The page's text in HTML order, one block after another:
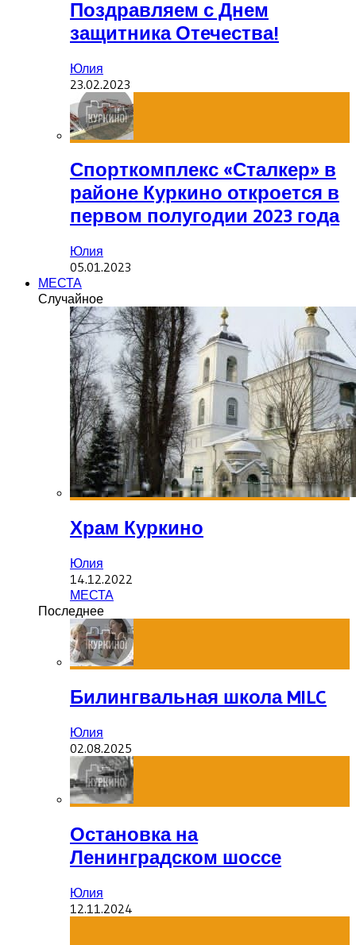
Поздравляем с Днем
защитника Отечества!
Юлия
23.02.2023
Спорткомплекс «Сталкер» в
районе Куркино откроется в
первом полугодии 2023 года
Юлия
05.01.2023
МЕСТА
Случайное
Храм Куркино
Юлия
14.12.2022
МЕСТА
Последнее
Билингвальная школа MILC
Юлия
02.08.2025
Остановка на
Ленинградском шоссе
Юлия
12.11.2024